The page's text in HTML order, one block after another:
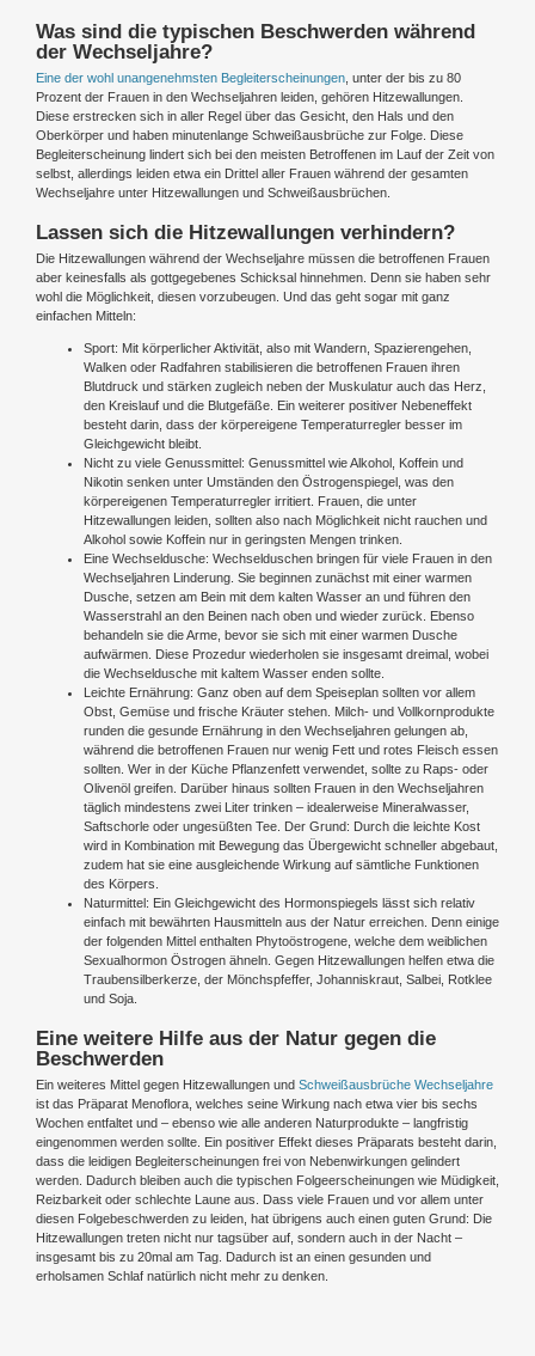
Was sind die typischen Beschwerden während
der Wechseljahre?
Eine der wohl unangenehmsten Begleiterscheinungen , unter der bis zu 80
Prozent der Frauen in den Wechseljahren leiden, gehören Hitzewallungen.
Diese erstrecken sich in aller Regel über das Gesicht, den Hals und den
Oberkörper und haben minutenlange Schweißausbrüche zur Folge. Diese
Begleiterscheinung lindert sich bei den meisten Betroffenen im Lauf der Zeit von
selbst, allerdings leiden etwa ein Drittel aller Frauen während der gesamten
Wechseljahre unter Hitzewallungen und Schweißausbrüchen.
Lassen sich die Hitzewallungen verhindern?
Die Hitzewallungen während der Wechseljahre müssen die betroffenen Frauen
aber keinesfalls als gottgegebenes Schicksal hinnehmen. Denn sie haben sehr
wohl die Möglichkeit, diesen vorzubeugen. Und das geht sogar mit ganz
einfachen Mitteln:
Sport: Mit körperlicher Aktivität, also mit Wandern, Spazierengehen,
Walken oder Radfahren stabilisieren die betroffenen Frauen ihren
Blutdruck und stärken zugleich neben der Muskulatur auch das Herz,
den Kreislauf und die Blutgefäße. Ein weiterer positiver Nebeneffekt
besteht darin, dass der körpereigene Temperaturregler besser im
Gleichgewicht bleibt.
Nicht zu viele Genussmittel: Genussmittel wie Alkohol, Koffein und
Nikotin senken unter Umständen den Östrogenspiegel, was den
körpereigenen Temperaturregler irritiert. Frauen, die unter
Hitzewallungen leiden, sollten also nach Möglichkeit nicht rauchen und
Alkohol sowie Koffein nur in geringsten Mengen trinken.
Eine Wechseldusche: Wechselduschen bringen für viele Frauen in den
Wechseljahren Linderung. Sie beginnen zunächst mit einer warmen
Dusche, setzen am Bein mit dem kalten Wasser an und führen den
Wasserstrahl an den Beinen nach oben und wieder zurück. Ebenso
behandeln sie die Arme, bevor sie sich mit einer warmen Dusche
aufwärmen. Diese Prozedur wiederholen sie insgesamt dreimal, wobei
die Wechseldusche mit kaltem Wasser enden sollte.
Leichte Ernährung: Ganz oben auf dem Speiseplan sollten vor allem
Obst, Gemüse und frische Kräuter stehen. Milch- und Vollkornprodukte
runden die gesunde Ernährung in den Wechseljahren gelungen ab,
während die betroffenen Frauen nur wenig Fett und rotes Fleisch essen
sollten. Wer in der Küche Pflanzenfett verwendet, sollte zu Raps- oder
Olivenöl greifen. Darüber hinaus sollten Frauen in den Wechseljahren
täglich mindestens zwei Liter trinken – idealerweise Mineralwasser,
Saftschorle oder ungesüßten Tee. Der Grund: Durch die leichte Kost
wird in Kombination mit Bewegung das Übergewicht schneller abgebaut,
zudem hat sie eine ausgleichende Wirkung auf sämtliche Funktionen
des Körpers.
Naturmittel: Ein Gleichgewicht des Hormonspiegels lässt sich relativ
einfach mit bewährten Hausmitteln aus der Natur erreichen. Denn einige
der folgenden Mittel enthalten Phytoöstrogene, welche dem weiblichen
Sexualhormon Östrogen ähneln. Gegen Hitzewallungen helfen etwa die
Traubensilberkerze, der Mönchspfeffer, Johanniskraut, Salbei, Rotklee
und Soja.
Eine weitere Hilfe aus der Natur gegen die
Beschwerden
Ein weiteres Mittel gegen Hitzewallungen und Schweißausbrüche Wechseljahre
ist das Präparat Menoflora, welches seine Wirkung nach etwa vier bis sechs
Wochen entfaltet und – ebenso wie alle anderen Naturprodukte – langfristig
eingenommen werden sollte. Ein positiver Effekt dieses Präparats besteht darin,
dass die leidigen Begleiterscheinungen frei von Nebenwirkungen gelindert
werden. Dadurch bleiben auch die typischen Folgeerscheinungen wie Müdigkeit,
Reizbarkeit oder schlechte Laune aus. Dass viele Frauen und vor allem unter
diesen Folgebeschwerden zu leiden, hat übrigens auch einen guten Grund: Die
Hitzewallungen treten nicht nur tagsüber auf, sondern auch in der Nacht –
insgesamt bis zu 20mal am Tag. Dadurch ist an einen gesunden und
erholsamen Schlaf natürlich nicht mehr zu denken.